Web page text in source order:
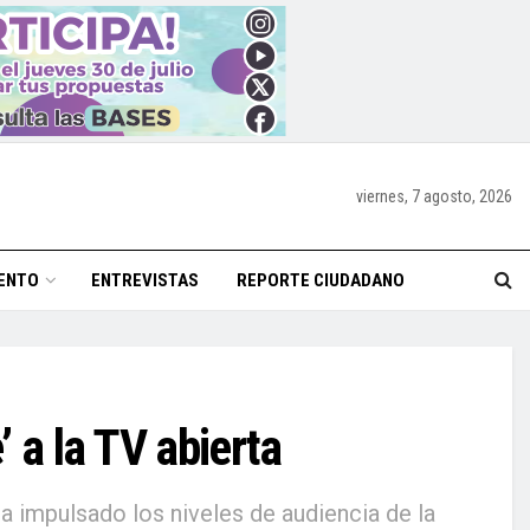
viernes, 7 agosto, 2026
ENTREVISTAS REPORTE CIUDADANO
a la TV abierta
impulsado los niveles de audiencia de la